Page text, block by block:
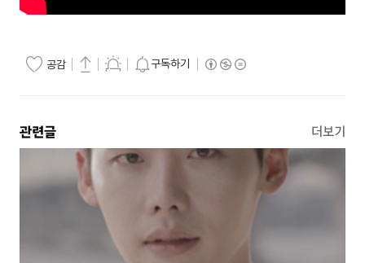
공감 구독하기
관련글 더보기